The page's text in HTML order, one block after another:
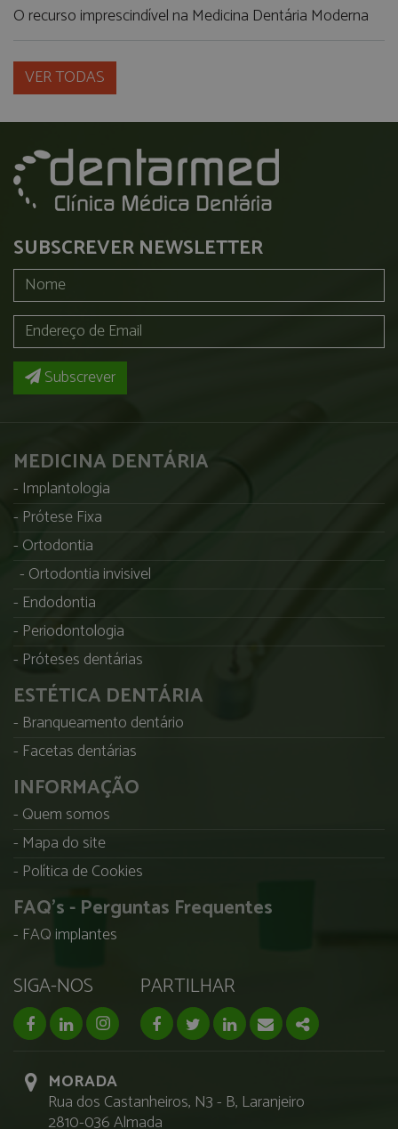
O recurso imprescindível na Medicina Dentária Moderna
VER TODAS
SUBSCREVER NEWSLETTER
Subscrever
MEDICINA DENTÁRIA
Implantologia
Prótese Fixa
Ortodontia
Ortodontia invisivel
Endodontia
Periodontologia
Próteses dentárias
ESTÉTICA DENTÁRIA
Branqueamento dentário
Facetas dentárias
INFORMAÇÃO
Quem somos
Mapa do site
Política de Cookies
FAQ's - Perguntas Frequentes
FAQ implantes
SIGA-NOS
facebook page
linkedin page
instagram page
PARTILHAR
Facebook
TwitterLinkedinEmail Share
MORADA
Rua dos Castanheiros, N3 - B, Laranjeiro
2810-036 Almada